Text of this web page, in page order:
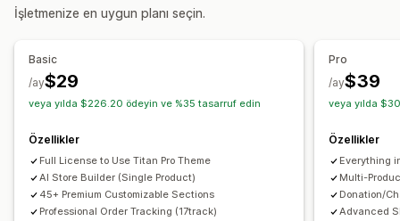
Fiyatlandırma sayfaları
Tema bölümleri
Sayfaları yönetme
Düzenleyici aracı
Otomasyonlar
Genel bölümler Genel stiller
İşletmenize en uygun planı seçin.
Basic
$29
/ay
veya yılda $226.20 ödeyin ve %35 tasarruf edin
Özellikler
Full License to Use Titan Pro Theme
AI Store Builder (Single Product)
45+ Premium Customizable Sections
Professional Order Tracking (17track)
Pro
$39
/ay
veya yılda
Özellikler
Everything
Multi-
Donation/
Advanced